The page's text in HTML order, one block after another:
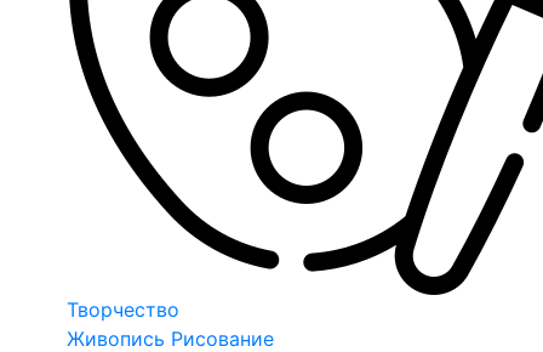
Творчество
Живопись Рисование